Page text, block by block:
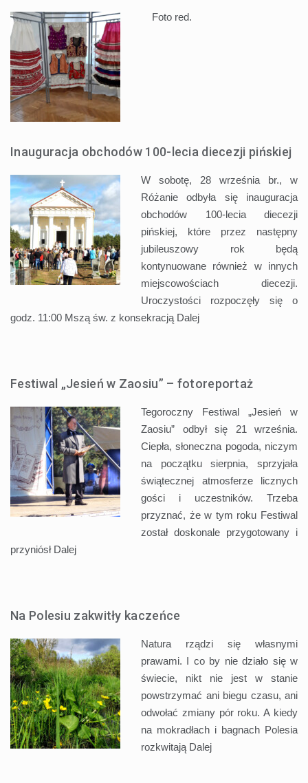
Foto red.
Inauguracja obchodów 100-lecia diecezji pińskiej
W sobotę, 28 września br., w
Różanie odbyła się inauguracja
obchodów 100-lecia diecezji
pińskiej, które przez następny
jubileuszowy rok będą
kontynuowane również w innych
miejscowościach diecezji.
Uroczystości rozpoczęły się o
godz. 11:00 Mszą św. z konsekracją Dalej
Festiwal „Jesień w Zaosiu” – fotoreportaż
Tegoroczny Festiwal „Jesień w
Zaosiu” odbył się 21 września.
Ciepła, słoneczna pogoda, niczym
na początku sierpnia, sprzyjała
świątecznej atmosferze licznych
gości i uczestników. Trzeba
przyznać, że w tym roku Festiwal
został doskonale przygotowany i
przyniósł Dalej
Na Polesiu zakwitły kaczeńce
Natura rządzi się własnymi
prawami. I co by nie działo się w
świecie, nikt nie jest w stanie
powstrzymać ani biegu czasu, ani
odwołać zmiany pór roku. A kiedy
na mokradłach i bagnach Polesia
rozkwitają Dalej